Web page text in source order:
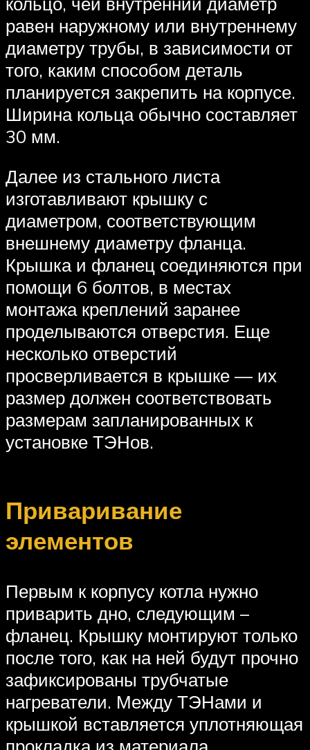
равен наружному или внутреннему
диаметру трубы, в зависимости от
того, каким способом деталь
планируется закрепить на корпусе.
Ширина кольца обычно составляет
30 мм.
Далее из стального листа
изготавливают крышку с
диаметром, соответствующим
внешнему диаметру фланца.
Крышка и фланец соединяются при
помощи 6 болтов, в местах
монтажа креплений заранее
проделываются отверстия. Еще
несколько отверстий
просверливается в крышке — их
размер должен соответствовать
размерам запланированных к
установке ТЭНов.
Приваривание
элементов
Первым к корпусу котла нужно
приварить дно, следующим –
фланец. Крышку монтируют только
после того, как на ней будут прочно
зафиксированы трубчатые
нагреватели. Между ТЭНами и
крышкой вставляется уплотняющая